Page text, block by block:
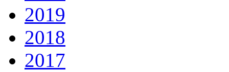
2019
2018
2017